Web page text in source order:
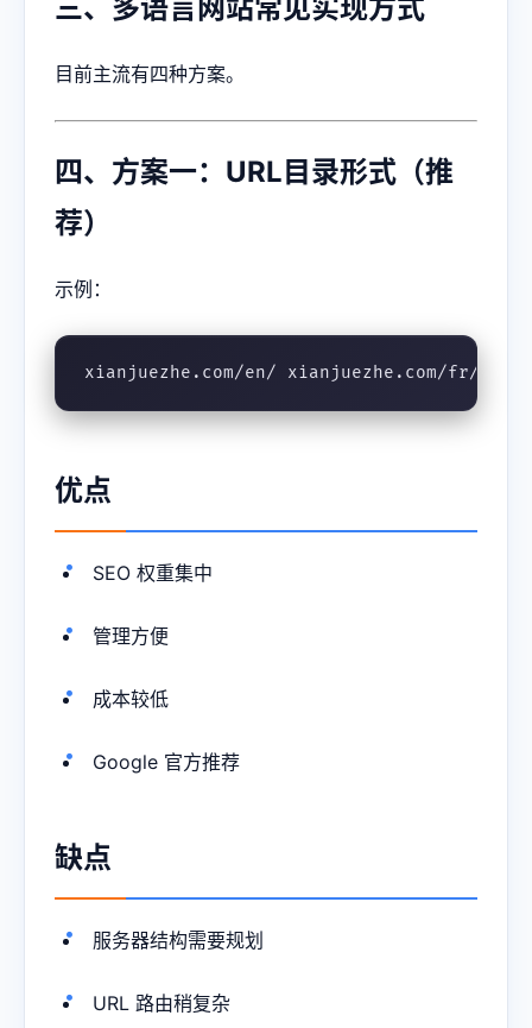
三、多语言网站常见实现方式
目前主流有四种方案。
四、方案一：URL目录形式（推
荐）
示例：
xianjuezhe.com/en/ xianjuezhe.com/fr/
优点
SEO 权重集中
管理方便
成本较低
Google 官方推荐
缺点
服务器结构需要规划
URL 路由稍复杂